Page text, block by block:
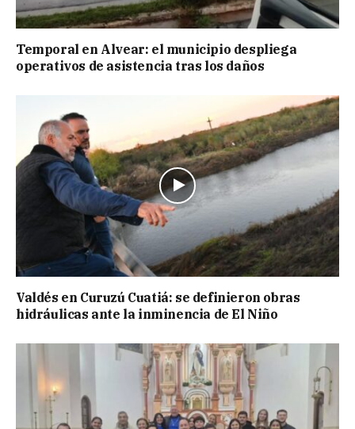
Temporal en Alvear: el municipio despliega
operativos de asistencia tras los daños
Valdés en Curuzú Cuatiá: se definieron obras
hidráulicas ante la inminencia de El Niño